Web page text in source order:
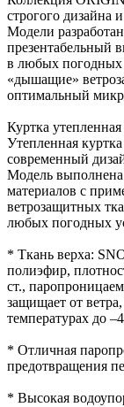
строгого дизайна
Модели
презентабельный
в любых погодных
«дышащие»
оптимальный
Куртка
Утепленная
современный
Модель
материалов с
ветрозащитных
любых погодных
* Ткань верха:
полиэфир,
ст.,
защищает от
температурах до
* Отличная
предотвращения
* Высокая